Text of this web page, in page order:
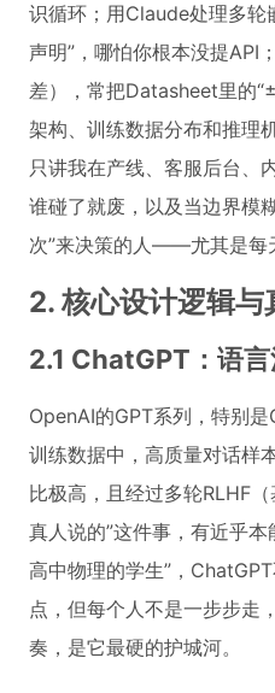
识循环；用Claude处理多轮
声明”，哪怕你根本没提API
差），常把Datasheet里的
架构、训练数据分布和推理
只讲我在产线、客服后台、
谁碰了就废，以及当边界模
次”来决策的人——尤其是每
2. 核心设计逻辑
2.1 ChatGPT：语
OpenAI的GPT系列，特别
训练数据中，高质量对话样
比极高，且经过多轮RLHF
真人说的”这件事，有近乎
高中物理的学生”，
点，但每个人不是一步步走
奏，是它最硬的护城河。